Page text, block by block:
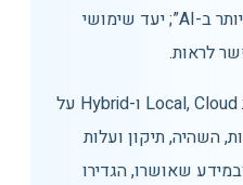
מיעד כללי כמו “להשתמש יותר ב-AI”; יעד שימושי
לראות.
בשלב הבא מומלץ להשוות Local, Cloud ו-Hybrid על
השהיה, תיקון ועלות
שאושרו, הגדירו